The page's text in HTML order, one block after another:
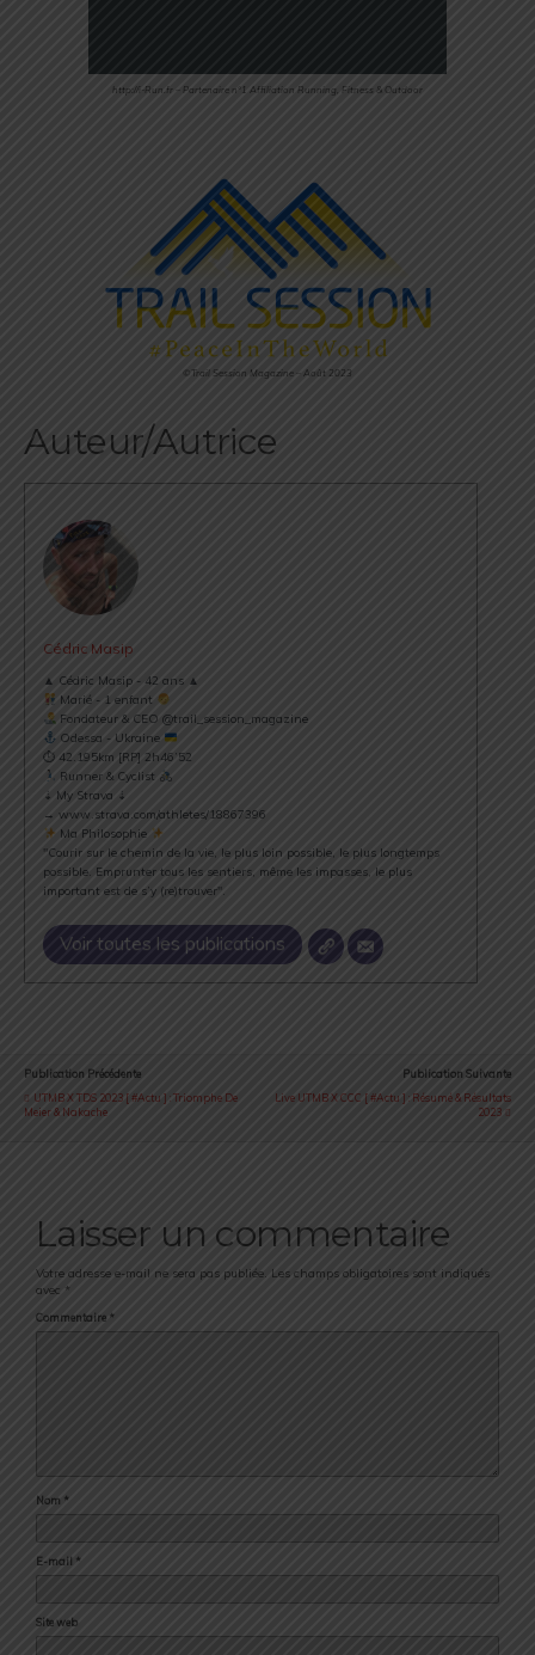
http://i-Run.fr – Partenaire n°1 Affiliation Running, Fitness & Outdoor
©Trail Session Magazine – Août 2023
Auteur/Autrice
Cédric Masip
▲ Cédric Masip - 42 ans ▲
Marié - 1 enfant
Fondateur & CEO @trail_session_magazine
Odessa - Ukraine
⏱ 42.195km [RP] 2h46’52
Runner & Cyclist
⇣ My Strava ⇣
→ www.strava.com/athletes/18867396
Ma Philosophie
"Courir sur le chemin de la vie, le plus loin possible, le plus longtemps
possible. Emprunter tous les sentiers, même les impasses, le plus
important est de s’y (re)trouver".
Voir toutes les publications
Publication Précédente
UTMB X TDS 2023 [ #Actu ] : Triomphe De
Meier & Nakache
Publication Suivante
Live UTMB X CCC [ #Actu ] : Résumé & Résultats
2023
Laisser un commentaire
Votre adresse e-mail ne sera pas publiée. Les champs obligatoires sont indiqués
avec *
Commentaire *
Nom *
E-mail *
Site web